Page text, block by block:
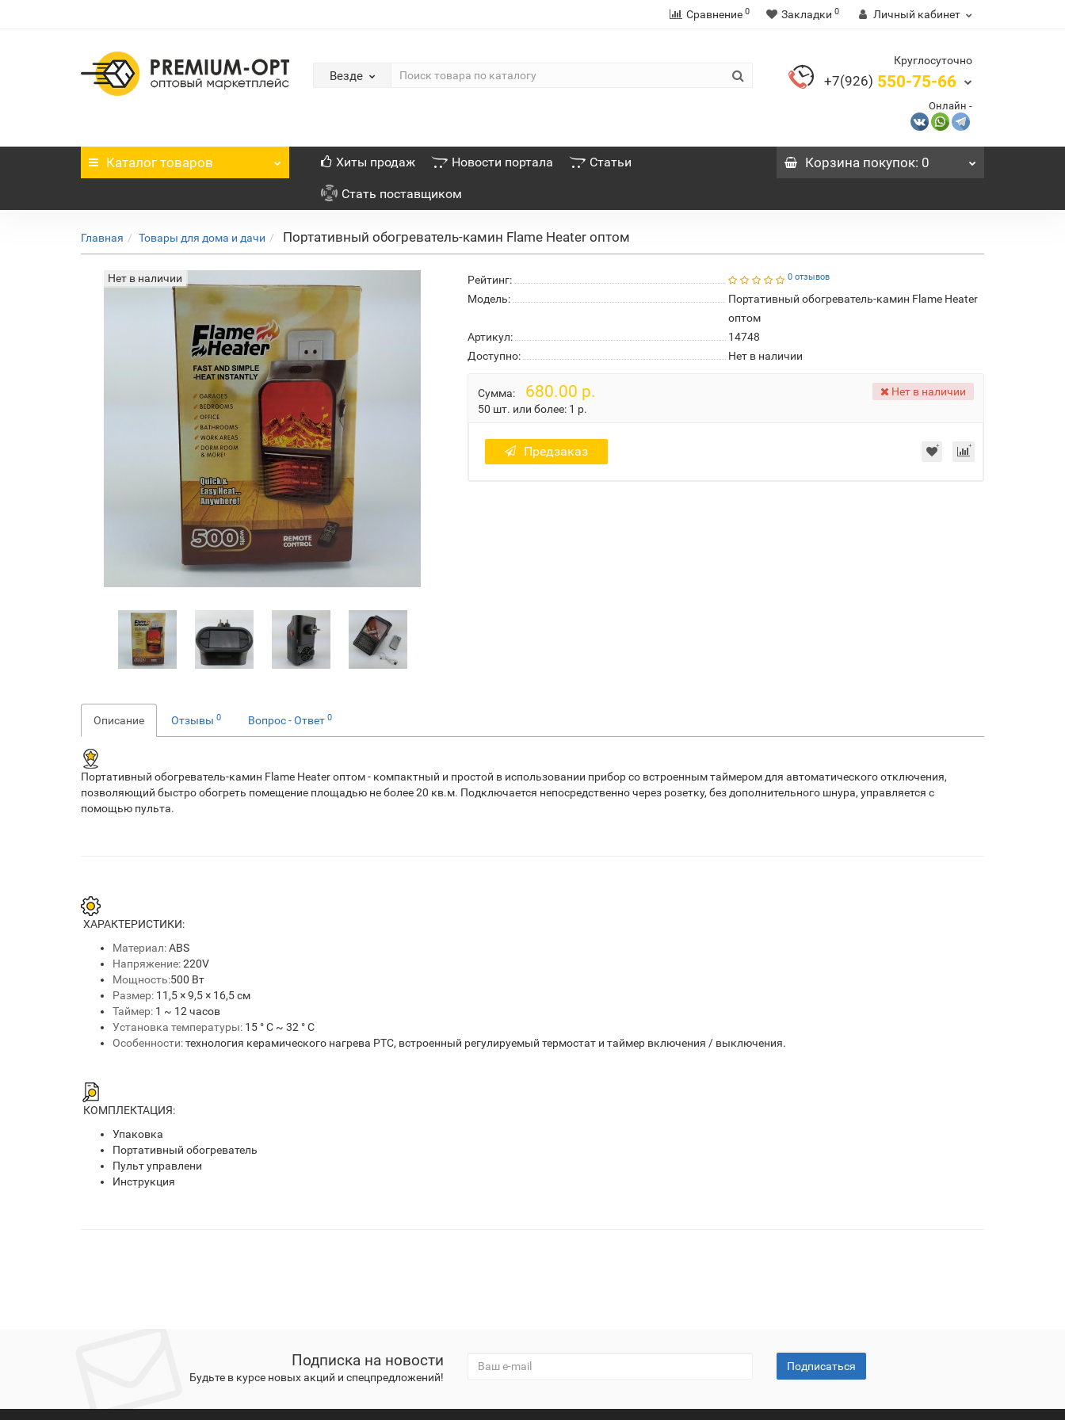
Сравнение 0 Закладки 0 Личный кабинет
Везде
Круглосуточно
+7(926) 550-75-66
Онлайн -
Каталог товаров Хиты продаж Новости портала Статьи
Стать поставщиком
Корзинапокупок: 0
Главная Товары для дома и дачи Портативный обогреватель-камин Flame Heater оптом
Нет в наличии Рейтинг: 0 отзывов
Модель:
Портативный обогреватель-камин Flame Heater
оптом
Артикул:
14748
Доступно:
Нет в наличии
Сумма: 680.00 р.
50 шт. или более: 1 р.
Нет в наличии
Предзаказ
Описание Отзывы 0 Вопрос - Ответ 0
Портативный обогреватель-камин Flame Heater оптом - компактный и простой в использовании прибор со встроенным таймером для автоматического отключения,
позволяющий быстро обогреть помещение площадью не более 20 кв.м. Подключается непосредственно через розетку, без дополнительного шнура, управляется с
помощью пульта.
ХАРАКТЕРИСТИКИ:
Материал:ABS
Напряжение:220V
Мощность:500 Вт
Размер: 11,5 × 9,5 × 16,5 см
Таймер: 1 ~ 12 часов
Установка температуры: 15 ° C ~ 32 ° C
Особенности:технология керамического нагрева PTC, встроенный регулируемый термостат и таймер включения / выключения.
КОМПЛЕКТАЦИЯ:
Упаковка
Портативный обогреватель
Пульт управлени
Инструкция
Подписка на новости
Будьте в курсе новых акций и спецпредложений!
Подписаться